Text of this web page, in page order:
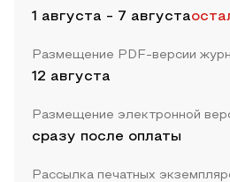
1 августа - 7 августа
Размещение PDF-версии
12 августа
Размещение электронной
сразу после оплаты
Рассылка печатных